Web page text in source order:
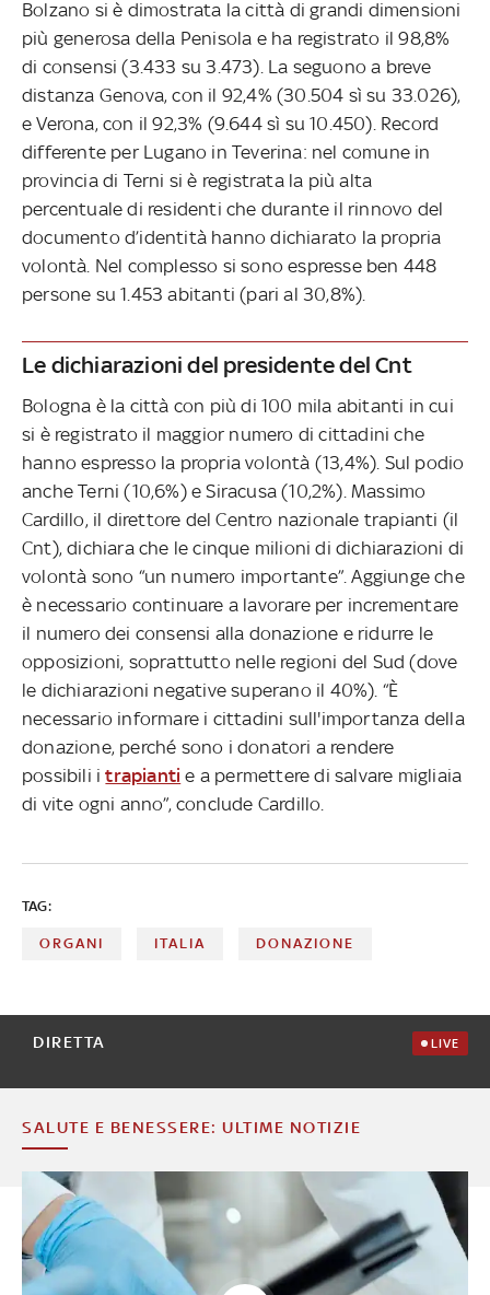
Bolzano si è dimostrata la città di grandi dimensioni
più generosa della Penisola e ha registrato il 98,8%
di consensi (3.433 su 3.473). La seguono a breve
distanza Genova, con il 92,4% (30.504 sì su 33.026),
e Verona, con il 92,3% (9.644 sì su 10.450). Record
differente per Lugano in Teverina: nel comune in
provincia di Terni si è registrata la più alta
percentuale di residenti che durante il rinnovo del
documento d’identità hanno dichiarato la propria
volontà. Nel complesso si sono espresse ben 448
persone su 1.453 abitanti (pari al 30,8%).
Le dichiarazioni del presidente del Cnt
Bologna è la città con più di 100 mila abitanti in cui
si è registrato il maggior numero di cittadini che
hanno espresso la propria volontà (13,4%). Sul podio
anche Terni (10,6%) e Siracusa (10,2%). Massimo
Cardillo, il direttore del Centro nazionale trapianti (il
Cnt), dichiara che le cinque milioni di dichiarazioni di
volontà sono “un numero importante”. Aggiunge che
è necessario continuare a lavorare per incrementare
il numero dei consensi alla donazione e ridurre le
opposizioni, soprattutto nelle regioni del Sud (dove
le dichiarazioni negative superano il 40%). “È
necessario informare i cittadini sull'importanza della
donazione, perché sono i donatori a rendere
possibili itrapianti e a permettere di salvare migliaia
di vite ogni anno”, conclude Cardillo.
TAG:
ORGANI ITALIA DONAZIONE
DIRETTA LIVE
SALUTE E BENESSERE: ULTIME NOTIZIE